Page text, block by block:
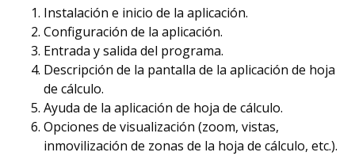
Instalación e inicio de la aplicación.
Configuración de la aplicación.
Entrada y salida del programa.
Descripción de la pantalla de la aplicación de hoja
de cálculo.
Ayuda de la aplicación de hoja de cálculo.
Opciones de visualización (zoom, vistas,
inmovilización de zonas de la hoja de cálculo, etc.).